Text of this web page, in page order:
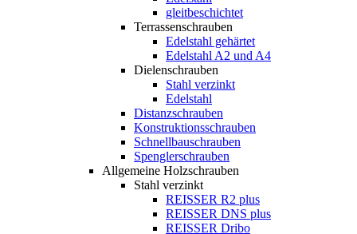
gleitbeschichtet
Terrassenschrauben
Edelstahl gehärtet
Edelstahl A2 und A4
Dielenschrauben
Stahl verzinkt
Edelstahl
Distanzschrauben
Konstruktionsschrauben
Schnellbauschrauben
Spenglerschrauben
Allgemeine Holzschrauben
Stahl verzinkt
REISSER R2 plus
REISSER DNS plus
REISSER Dribo